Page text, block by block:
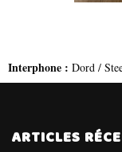
Interphone : Dord /
ARTICLES